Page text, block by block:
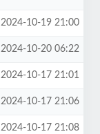
2024-10-19 21:00
2024-10-20 06:22
2024-10-17 21:01
2024-10-17 21:06
2024-10-17 21:08